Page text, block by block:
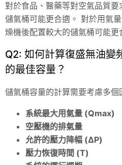
對於食品、醫藥等對空氣品質
儲氣桶可能更合適。 對於用氣
燥機後配置較大的儲氣桶可能更
Q2: 如何計算復盛無油變
的最佳容量？
儲氣桶容量的計算需要考慮多個
系統最大用氣量 (Qmax)
空壓機的排氣量
允許的壓力降幅 (ΔP)
壓力恢復時間 (T)